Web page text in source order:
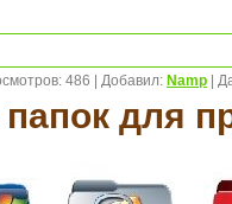
486 Добавил: Namp
для